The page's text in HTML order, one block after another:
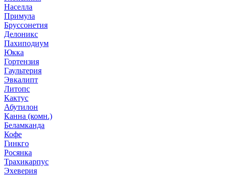
Населла
Примула
Бруссонетия
Делоникс
Пахиподиум
Юкка
Гортензия
Гаультерия
Эвкалипт
Литопс
Кактус
Абутилон
Канна (комн.)
Беламканда
Кофе
Гинкго
Росянка
Трахикарпус
Эхеверия